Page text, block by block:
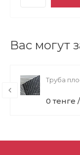
Вас могут
Труба
0 тенге